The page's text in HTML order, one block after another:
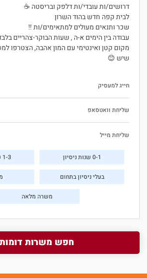
דרושים/ות עובדי/ות דלפק ובריסטה ☕
לבית קפה חדש בהוד השרון
שכר ותנאים מעולים למתאימים/ות ‼
עבודה בין הימים א-ה , שעות הבוקר-צהריים
מקום קטן ואינטימי עם המון אהבה, הצטרפו
שיש 😊
חייג למעסיק
שליחת וואטסאפ
שליחת מייל
0-1 שנות ניסיון 1-3 שנות ניסיון
בעלי ניסיון בתחום
משרה מלאה
חפש משרות דומות